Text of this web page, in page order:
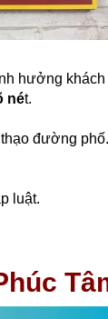
hưởng khách
nét.
đường phố.
luật.